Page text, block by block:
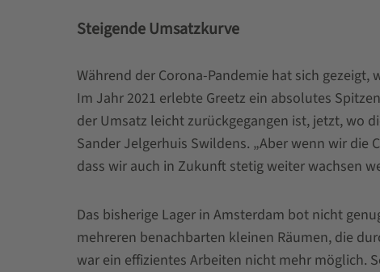
Steigende Umsatzkurve
Während der Corona-Pandemie hat sich
Im Jahr 2021 erlebte Greetz ein absolutes
der Umsatz leicht zurückgegangen ist, jetzt, wo
Sander Jelgerhuis Swildens. „Aber wenn wir die
dass wir auch in Zukunft stetig weiter wachsen
Das bisherige Lager in Amsterdam bot nicht
mehreren benachbarten kleinen Räumen, die
war ein effizientes Arbeiten nicht mehr möglich.